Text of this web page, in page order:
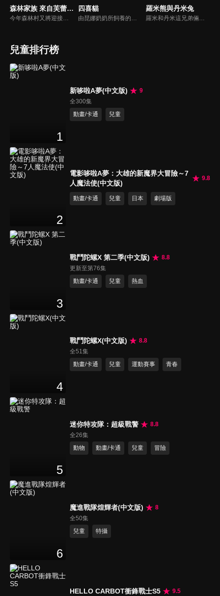
森林家族 來自芙蕾雅的禮物(國)
今年森林村又將迎接一年一度的星星慶典，大家都迫不及待，唯獨可可兔女孩芙蕾雅在傷腦筋。慶典當天是媽媽的生日，但她卻想不到該送媽媽什麼禮物。此外，芙蕾雅還被賦予重責大任，負責挑選“年度最佳樹木”這個重要的活動。芙蕾雅最後找到的，能讓大家都幸福的最棒禮物是什麼呢？
四喜貓
由琵娜奶奶所飼養的四隻小貓，他們組成了一個樂團，名為「巴菲貓樂團」。除了經常舉辦演唱會，在眾多貓咪們面前展現自己的音樂才華之外，他們也常常扮演救援隊的角色，幫助鎮上的動物們。
羅米熊與丹米兔
羅米和丹米這兄弟倆是形影不離的好夥伴。可是事情並不是從一開始就這樣的……星際探險家丹米的飛船某次偶然墜落在羅米的蜜罐房子上，不但把房子砸壞了，還強行霸佔了羅米的房間，他們從第一次見面就不能容忍對方。但是經過一系列的事情，兩人最終解開分歧，接受對方的不同，而成為最好的朋友。
兒童排行榜
1
新哆啦A夢(中文版)
9
全300集
動畫/卡通
兒童
2
電影哆啦A夢：大雄的新魔界大冒險～7
人魔法使(中文版)
9.8
動畫/卡通 兒童 日本 劇場版
3
戰鬥陀螺X 第二季(中文版)
8.8
更新至第76集
動畫/卡通
兒童 熱血
4
戰鬥陀螺X(中文版)
8.8
全51集
動畫/卡通
兒童 運動賽事 青春
5
迷你特攻隊：超級戰警
8.8
全26集
動物
動畫/卡通 兒童 冒險
6
魔進戰隊煌輝者(中文版)
8
全50集
兒童
特攝
HELLO CARBOT衝鋒戰士S5
9.5